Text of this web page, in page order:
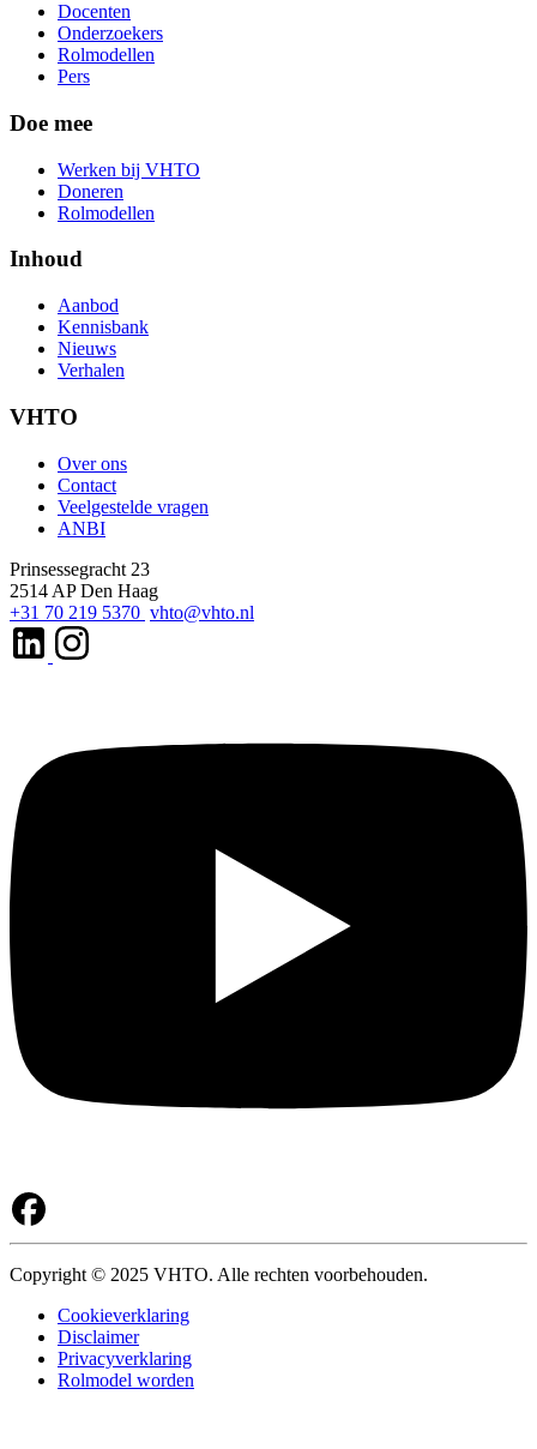
Docenten
Onderzoekers
Rolmodellen
Pers
Doe mee
Werken bij VHTO
Doneren
Rolmodellen
Inhoud
Aanbod
Kennisbank
Nieuws
Verhalen
VHTO
Over ons
Contact
Veelgestelde vragen
ANBI
Prinsessegracht 23
2514 AP Den Haag
+31 70 219 5370 vhto@vhto.nl
Copyright © 2025 VHTO. Alle rechten voorbehouden.
Cookieverklaring
Disclaimer
Privacyverklaring
Rolmodel worden